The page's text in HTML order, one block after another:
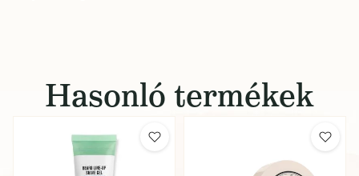
Hasonló termékek